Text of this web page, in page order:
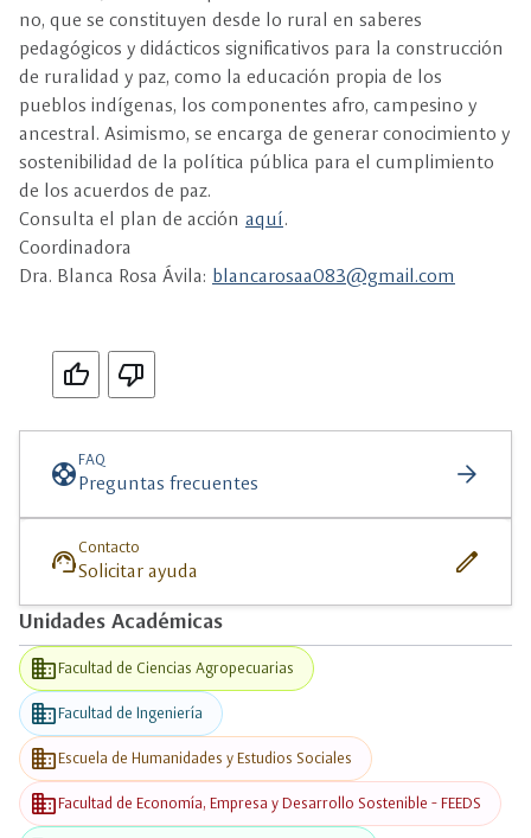
view_carouselMultimedia
no, que se constituyen desde lo rural en saberes
pedagógicos y didácticos significativos para la construcción
de ruralidad y paz, como la educación propia de los
pueblos indígenas, los componentes afro, campesino y
ancestral. Asimismo, se encarga de generar conocimiento y
sostenibilidad de la política pública para el cumplimiento
de los acuerdos de paz.
Consulta el plan de acción aquí.
Coordinadora
Dra. Blanca Rosa Ávila: blancarosaa083@gmail.com
Si No
supportFAQ
Preguntas frecuentes arrow_forward
support_agent Contacto
Solicitar ayuda edit
Unidades Académicas
businessFacultad de Ciencias Agropecuarias
businessFacultad de Ingeniería
businessEscuela de Humanidades y Estudios Sociales
businessFacultad de Economía, Empresa y Desarrollo Sostenible - FEEDS